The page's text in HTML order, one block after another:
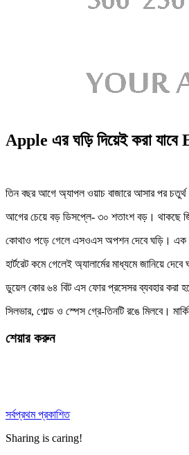
Apple এর ঘড়ি দিয়েই করা
তিন বছর আগে অ্যাপল ওয়াচ বাজারে আসার পর চতুর্থ
আগের চেয়ে বড় ডিসপ্লে- ৩০ শতাংশ বড়। থাকছে
কোথাও পড়ে গেলে এসওএস অপশন দেবে ঘড়ি। এক
হার্টরেট কমে গেলেই অ্যালার্মের মাধ্যমে জানিয়ে
ডুয়েল কোর ৬৪ বিট এস ফোর প্রসেসর ব্যবহার করা
সিলভার, গোল্ড ও স্পেস গ্রে-তিনটি রঙে মিলবে।
শেয়ার করুন
সর্বপ্রথম প্রকাশিত
Sharing is caring!